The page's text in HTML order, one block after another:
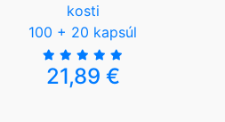
kosti
100 + 20 kapsúl
21,89 €